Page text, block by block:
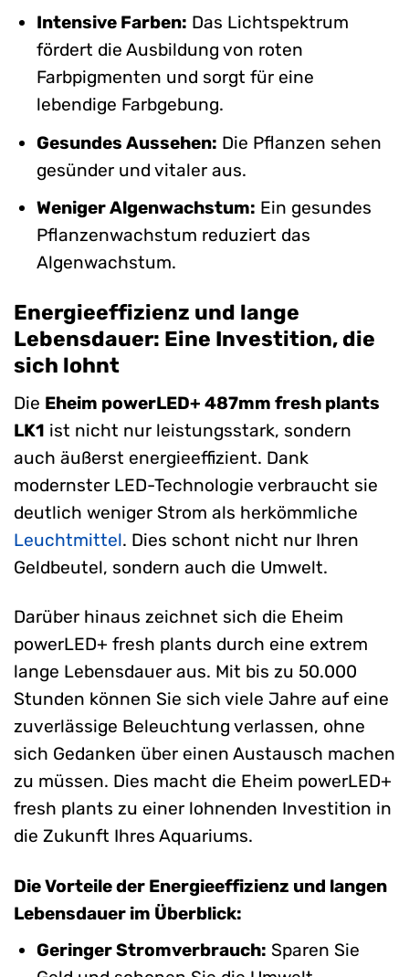
Intensive Farben: Das Lichtspektrum
fördert die Ausbildung von roten
Farbpigmenten und sorgt für eine
lebendige Farbgebung.
Gesundes Aussehen: Die Pflanzen sehen
gesünder und vitaler aus.
Weniger Algenwachstum: Ein gesundes
Pflanzenwachstum reduziert das
Algenwachstum.
Energieeffizienz und lange
Lebensdauer: Eine Investition, die
sich lohnt
Die Eheim powerLED+ 487mm fresh plants
LK1 ist nicht nur leistungsstark, sondern
auch äußerst energieeffizient. Dank
modernster LED-Technologie verbraucht sie
deutlich weniger Strom als herkömmliche
Leuchtmittel. Dies schont nicht nur Ihren
Geldbeutel, sondern auch die Umwelt.
Darüber hinaus zeichnet sich die Eheim
powerLED+ fresh plants durch eine extrem
lange Lebensdauer aus. Mit bis zu 50.000
Stunden können Sie sich viele Jahre auf eine
zuverlässige Beleuchtung verlassen, ohne
sich Gedanken über einen Austausch machen
zu müssen. Dies macht die Eheim powerLED+
fresh plants zu einer lohnenden Investition in
die Zukunft Ihres Aquariums.
Die Vorteile der Energieeffizienz und langen
Lebensdauer im Überblick:
Geringer Stromverbrauch: Sparen Sie